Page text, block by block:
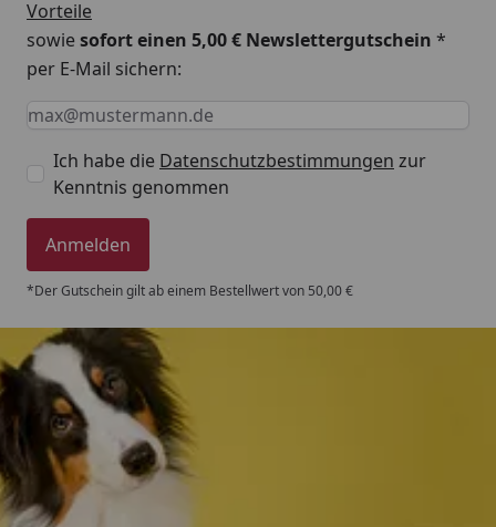
Vorteile
sowiesofort einen 5,00 € Newslettergutschein *
per E-Mail sichern:
Keine Eingabe erforderlich
Eingabe erforderlich
E-Mail *
Ich habe die Datenschutzbestimmungen zur
Kenntnis genommen
Anmelden
*Der Gutschein gilt ab einem Bestellwert von 50,00 €
Trusted Shops